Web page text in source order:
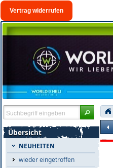
Vertrag widerrufen
Übersicht
NEUHEITEN
wieder eingetroffen